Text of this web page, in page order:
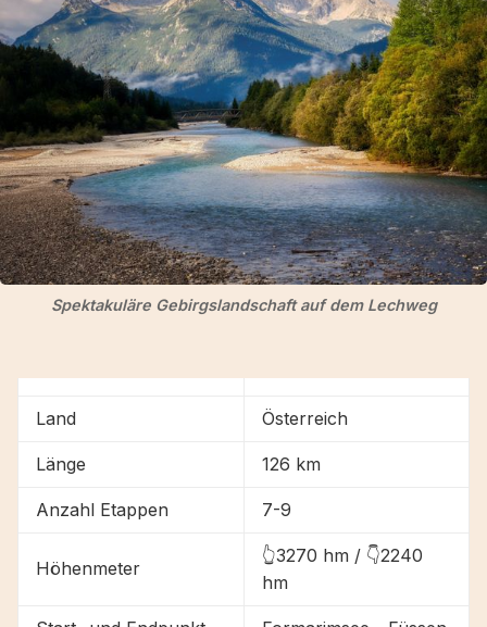
Spektakuläre Gebirgslandschaft auf dem Lechweg
Land Österreich
Länge 126 km
Anzahl Etappen 7-9
Höhenmeter
👆3270 hm / 👇2240
hm